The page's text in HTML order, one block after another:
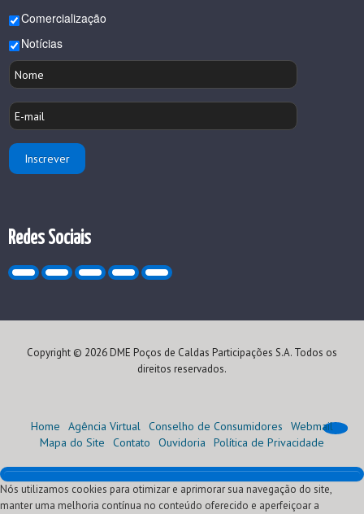
Comercialização
Notícias
Redes Sociais
Copyright © 2026 DME Poços de Caldas Participações S.A. Todos os
direitos reservados.
Home Agência Virtual Conselho de Consumidores
Webmail
Mapa do Site
Contato Ouvidoria Política de Privacidade
Home
Institucional
Nós utilizamos cookies para otimizar e aprimorar sua navegação do site,
manter uma melhoria contínua no conteúdo oferecido e aperfeiçoar a